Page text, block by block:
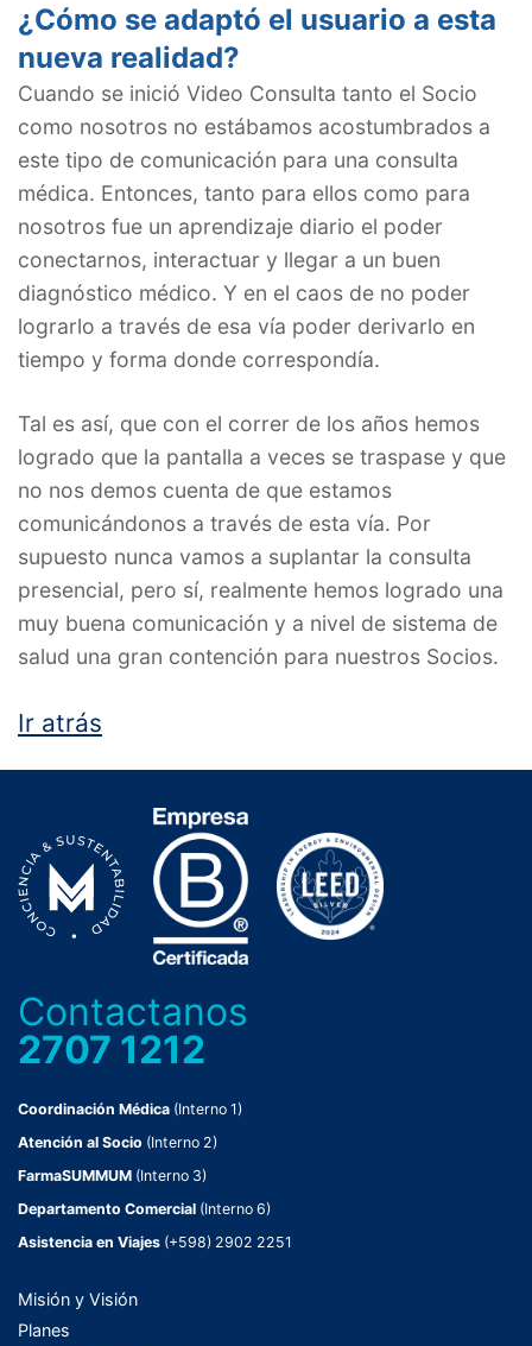
¿Cómo se adaptó el usuario a esta
nueva realidad?
Cuando se inició Video Consulta tanto el Socio
como nosotros no estábamos acostumbrados a
este tipo de comunicación para una consulta
médica. Entonces, tanto para ellos como para
nosotros fue un aprendizaje diario el poder
conectarnos, interactuar y llegar a un buen
diagnóstico médico. Y en el caos de no poder
lograrlo a través de esa vía poder derivarlo en
tiempo y forma donde correspondía.
Tal es así, que con el correr de los años hemos
logrado que la pantalla a veces se traspase y que
no nos demos cuenta de que estamos
comunicándonos a través de esta vía. Por
supuesto nunca vamos a suplantar la consulta
presencial, pero sí, realmente hemos logrado una
muy buena comunicación y a nivel de sistema de
salud una gran contención para nuestros Socios.
Ir atrás
Contactanos
2707 1212
Coordinación Médica (Interno 1)
Atención al Socio (Interno 2)
FarmaSUMMUM (Interno 3)
Departamento Comercial (Interno 6)
Asistencia en Viajes (+598) 2902 2251
Misión y Visión
Planes